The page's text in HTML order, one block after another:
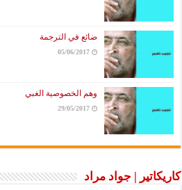
ضائع في الترجمة
05/06/2017
وهم الخصوصية الغبي
29/05/2017
كاريكاتير | جواد مراد